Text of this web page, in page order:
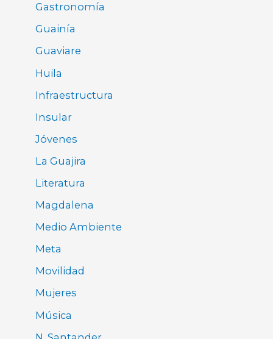
Gastronomía
Guainía
Guaviare
Huila
Infraestructura
Insular
Jóvenes
La Guajira
Literatura
Magdalena
Medio Ambiente
Meta
Movilidad
Mujeres
Música